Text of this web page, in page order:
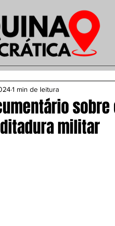
militar
1 min de leitura